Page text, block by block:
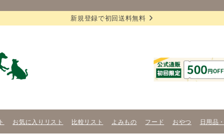
新規登録で初回送料無料
お気に入りリスト 比較リスト よみもの フード おやつ 日用品